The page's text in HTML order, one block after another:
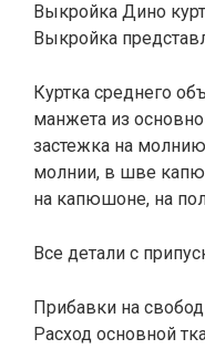
Выкройка Дино
Выкройка
Куртка среднего
манжета из
застежка на
молнии, в шве
на капюшоне, на
Все детали с
Прибавки на
Расход основной